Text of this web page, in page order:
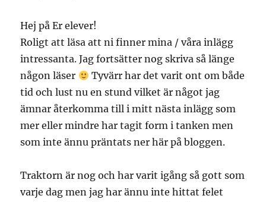
Hej på Er elever!
Roligt att läsa att ni finner mina / våra inlägg
intressanta. Jag fortsätter nog skriva så länge
någon läser
Tyvärr har det varit ont om både
tid och lust nu en stund vilket är något jag
ämnar återkomma till i mitt nästa inlägg som
mer eller mindre har tagit form i tanken men
som inte ännu präntats ner här på bloggen.
Traktorn är nog och har varit igång så gott som
varje dag men jag har ännu inte hittat felet